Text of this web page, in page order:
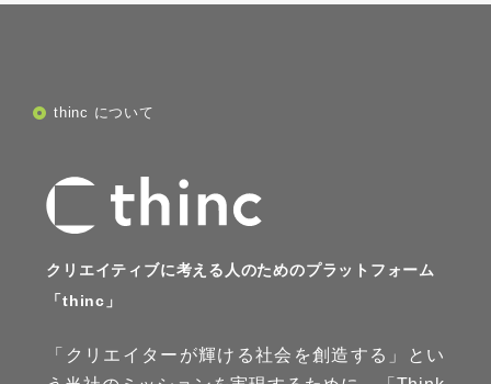
thinc について
クリエイティブに考える人のためのプラットフォーム
「thinc」
「クリエイターが輝ける社会を創造する」とい